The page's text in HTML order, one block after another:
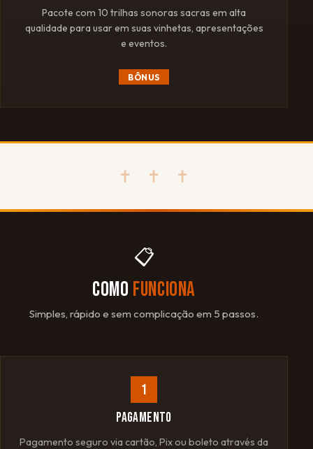
Pacote com 10 trilhas sonoras sacras em alta
qualidade para usar em suas vinhetas, apresentações
e eventos.
BÔNUS
✝ ✝ ✝
📋
COMO FUNCIONA
Simples, rápido e sem complicação em 5 passos.
1
PAGAMENTO
Pagamento seguro via cartão, Pix ou boleto através da